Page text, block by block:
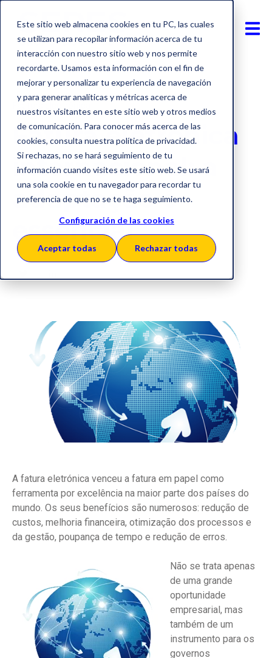
Este sitio web almacena cookies en tu PC, las cuales
se utilizan para recopilar información acerca de tu
interacción con nuestro sitio web y nos permite
recordarte. Usamos esta información con el fin de
mejorar y personalizar tu experiencia de navegación
y para generar analíticas y métricas acerca de
nuestros visitantes en este sitio web y otros medios
de comunicación. Para conocer más acerca de las
cookies, consulta nuestra política de privacidad.
Si rechazas, no se hará seguimiento de tu
información cuando visites este sitio web. Se usará
una sola cookie en tu navegador para recordar tu
preferencia de que no se te haga seguimiento.
Configuración de las cookies
Aceptar todas Rechazar todas
Factura electrónica
Fatura eletrónica
internacional: a
adaptação é
essencial
A fatura eletrónica venceu a fatura em papel como
ferramenta por excelência na maior parte dos países do
mundo. Os seus benefícios são numerosos: redução de
custos, melhoria financeira, otimização dos processos e
da gestão, poupança de tempo e redução de erros.
Não se trata apenas
de uma grande
oportunidade
empresarial, mas
também de um
instrumento para os
governos